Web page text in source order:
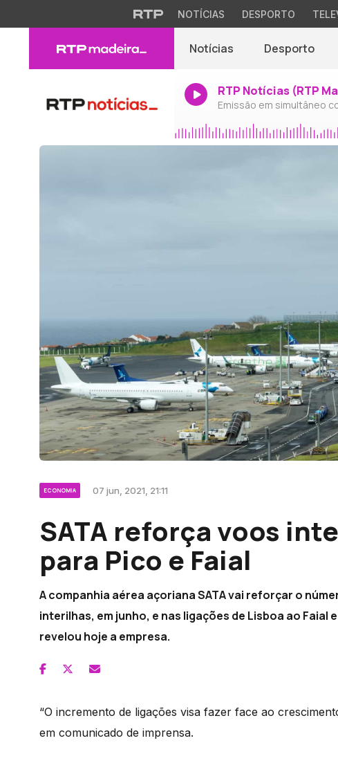
NOTÍCIAS DESPORTO
Notícias Desporto
RTP Notícias (RTP
Emissão em simultâneo
ECONOMIA 07 jun, 2021, 21:11
SATA reforça voos
para Pico e Faial
A companhia aérea açoriana SATA vai reforçar o
interilhas, em junho, e nas ligações de Lisboa ao Faial
revelou hoje a empresa.
“O incremento de ligações visa fazer face ao
em comunicado de imprensa.